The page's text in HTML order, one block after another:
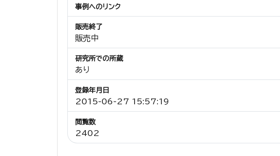
事例へのリンク
販売終了
販売中
研究所での所蔵
あり
登録年月日
2015-06-27 15:57:19
閲覧数
2402